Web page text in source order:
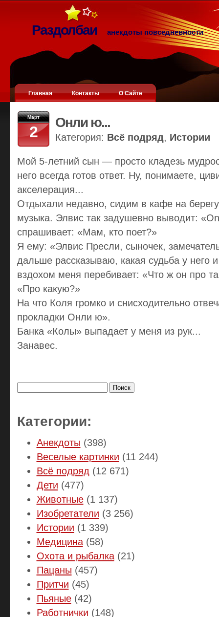
Раздолбаи анекдоты повседневности
Главная Контакты О Сайте
Март
2
Онли ю...
Категория: Всё подряд, Истории
Мой 5-летний сын — просто кладезь
него всегда готов ответ. Ну, понимаете,
акселерация...
Отдыхали недавно, сидим в кафе на
музыка. Элвис так задушевно выводит:
спрашивает: «Мам, кто поет?»
Я ему: «Элвис Пресли, сыночек,
дальше рассказываю, какая судьба у него
вздохом меня перебивает: «Что ж он про
«Про какую?»
На что Коля громко и снисходительно
прокладки Онли ю».
Банка «Колы» выпадает у меня из рук...
Занавес.
Категории:
Анекдоты (398)
Веселые картинки (11 244)
Всё подряд (12 671)
Дети (477)
Животные(1 137)
Изобретатели (3 256)
Истории (1 339)
Медицина(58)
Охота и рыбалка(21)
Пацаны (457)
Притчи (45)
Пьяные(42)
Работнички (148)